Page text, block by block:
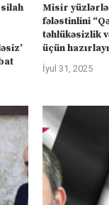
İran
Misir yüzlərlə
fələstinlini
təhlükəsizlik
üçün
İyul 31, 2025